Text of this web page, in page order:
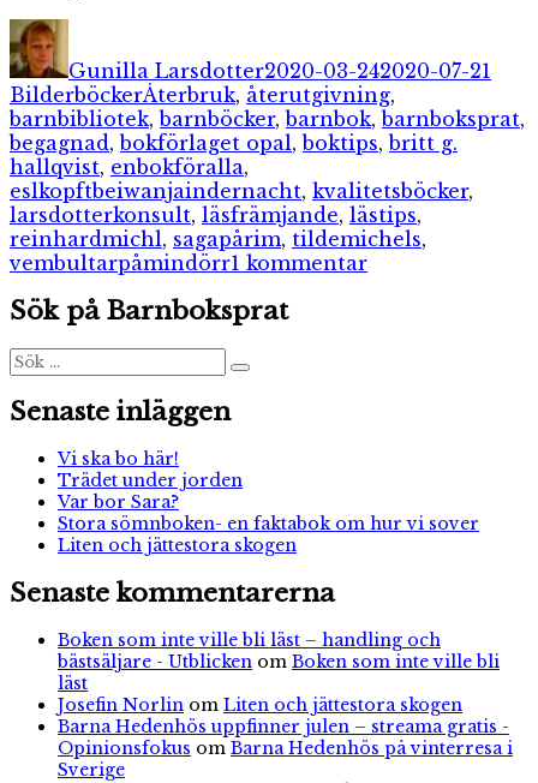
Gunilla Larsdotter2020-03-242020-07-21
BilderböckerEtiketter
Återbruk, återutgivning,
barnbibliotek,barnböcker,barnbok,barnboksprat,
begagnad,bokförlaget opal,boktips,britt g.
hallqvist, enbokföralla,
eslkopftbeiwanjaindernacht, kvalitetsböcker,
larsdotterkonsult, läsfrämjande, lästips,
reinhardmichl, sagapårim, tildemichels,
vembultarpåmindörr1 kommentartill
Sök på Barnboksprat
Sök
efter:
Sök
Senaste inläggen
Vi ska bo här!
Trädet under jorden
Var bor Sara?
Stora sömnboken- en faktabok om hur vi sover
Liten och jättestora skogen
Senaste kommentarerna
Boken som inte ville bli läst – handling och
bästsäljare - Utblicken om Boken som inte ville bli
läst
Josefin Norlin om Liten och jättestora skogen
Barna Hedenhös uppfinner julen – streama gratis -
Opinionsfokus om Barna Hedenhös på vinterresa i
Sverige